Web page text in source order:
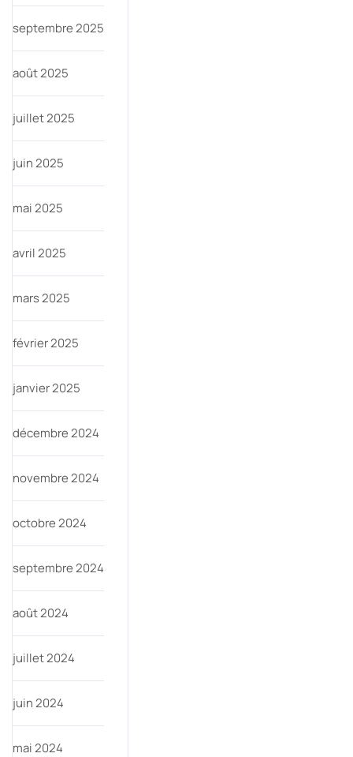
septembre 2025
août 2025
juillet 2025
juin 2025
mai 2025
avril 2025
mars 2025
février 2025
janvier 2025
décembre 2024
novembre 2024
octobre 2024
septembre 2024
août 2024
juillet 2024
juin 2024
mai 2024